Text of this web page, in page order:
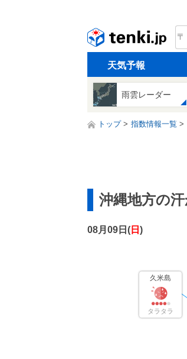
天気予報
雨雲レーダー
トップ 指数情報一覧
沖縄地方の
08月09日( 日 )
久米島
タラタラ